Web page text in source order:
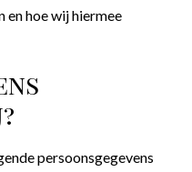
en hoe wij hiermee
persoonsgegevens